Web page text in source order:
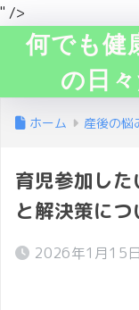
" />
何でも健
の日
ホーム 産後の悩
育児参加し
と解決策につ
2026年1月15日